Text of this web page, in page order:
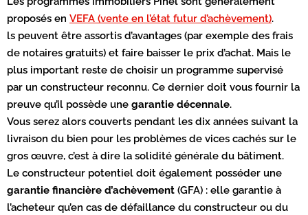
proposés en VEFA (vente en l’état futur d’achèvement).
ls peuvent être assortis d’avantages (par exemple des frais
de notaires gratuits) et faire baisser le prix d’achat. Mais le
plus important reste de choisir un programme supervisé
par un constructeur reconnu. Ce dernier doit vous fournir la
preuve qu’il possède une garantie décennale.
Vous serez alors couverts pendant les dix années suivant la
livraison du bien pour les problèmes de vices cachés sur le
gros œuvre, c’est à dire la solidité générale du bâtiment.
Le constructeur potentiel doit également posséder une
garantie financière d’achèvement (GFA) : elle garantie à
l’acheteur qu’en cas de défaillance du constructeur ou du